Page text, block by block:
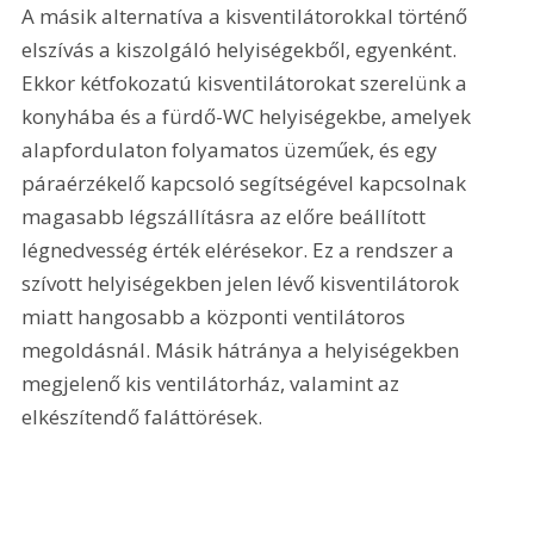
A másik alternatíva a kisventilátorokkal történő
elszívás a kiszolgáló helyiségekből, egyenként.
Ekkor kétfokozatú kisventilátorokat szerelünk a
konyhába és a fürdő-WC helyiségekbe, amelyek
alapfordulaton folyamatos üzeműek, és egy
páraérzékelő kapcsoló segítségével kapcsolnak
magasabb légszállításra az előre beállított
légnedvesség érték elérésekor. Ez a rendszer a
szívott helyiségekben jelen lévő kisventilátorok
miatt hangosabb a központi ventilátoros
megoldásnál. Másik hátránya a helyiségekben
megjelenő kis ventilátorház, valamint az
elkészítendő faláttörések.